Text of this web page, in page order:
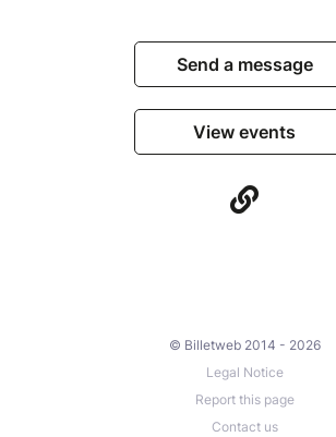
Send a message
View events
© Billetweb 2014 - 2026
Legal Notice
Report this page
Contact us